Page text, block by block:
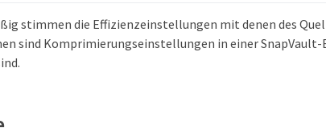
stimmen die Effizienzeinstellungen mit denen des
sind Komprimierungseinstellungen in einer